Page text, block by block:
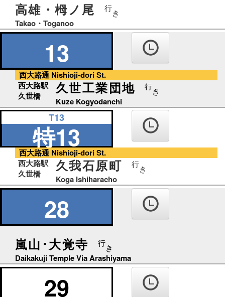
高雄・栂ノ尾 行き
Takao・Toganoo
13
西大路通 Nishioji-dori St.
西大路駅
久世橋
久世工業団地 行き
Kuze Kogyodanchi
T13
特13
西大路通 Nishioji-dori St.
西大路駅
久世橋
久我石原町 行き
Koga Ishiharacho
28
嵐山･大覚寺 行き
Daikakuji Temple Via Arashiyama
29